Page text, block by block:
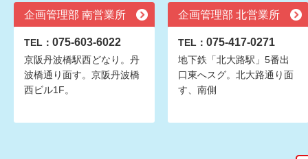
企画管理部 南営業所
TEL： 075-603-6022
京阪丹波橋駅西どなり。丹
波橋通り面す。京阪丹波橋
西ビル1F。
企画管理部 北営業所
TEL： 075-417-0271
地下鉄「北大路駅」5番出
口東へスグ。北大路通り面
す、南側